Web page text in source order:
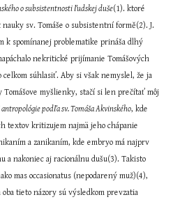
o subsistentnosti ľudskej duše(1). ktoré
sv. Tomáše o subsistentní formě(2). J.
k spomínanej problematike prináša dlhý
nekritické prijímanie Tomášových
celkom súhlasiť. Aby si však nemyslel, že ja
myšlienky, stačí si len prečítať môj
podľa sv. Tomáša Akvinského, kde
textov kritizujem najmä jeho chápanie
a zanikaním, kde embryo má najprv
a nakoniec aj racionálnu dušu(3). Takisto
mas occasionatus (nepodarený muž)(4),
tieto názory sú výsledkom prevzatia